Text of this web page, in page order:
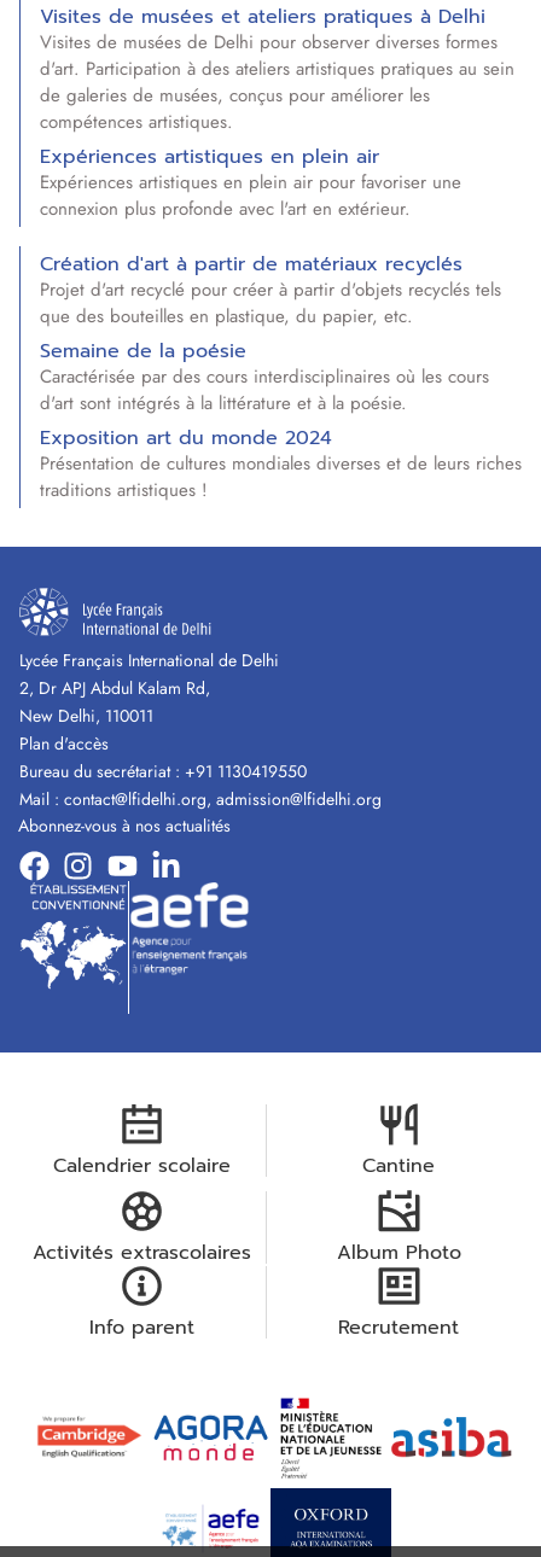
Visites de musées et ateliers pratiques à Delhi
Visites de musées de Delhi pour observer diverses formes
d'art. Participation à des ateliers artistiques pratiques au sein
de galeries de musées, conçus pour améliorer les
compétences artistiques.
Expériences artistiques en plein air
Expériences artistiques en plein air pour favoriser une
connexion plus profonde avec l'art en extérieur.
Création d'art à partir de matériaux recyclés
Projet d'art recyclé pour créer à partir d'objets recyclés tels
que des bouteilles en plastique, du papier, etc.
Semaine de la poésie
Caractérisée par des cours interdisciplinaires où les cours
d'art sont intégrés à la littérature et à la poésie.
Exposition art du monde 2024
Présentation de cultures mondiales diverses et de leurs riches
traditions artistiques !
Lycée Français International de Delhi
2, Dr APJ Abdul Kalam Rd,
New Delhi, 110011
Plan d'accès
Bureau du secrétariat : +91 1130419550
Mail : contact@lfidelhi.org, admission@lfidelhi.org
Abonnez-vous à nos actualités
Calendrier scolaire Cantine
Activités extrascolaires Album Photo
Info parent Recrutement